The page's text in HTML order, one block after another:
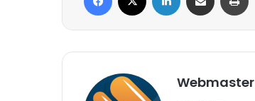
Webmaster